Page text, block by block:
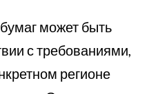
может быть
с требованиями,
регионе